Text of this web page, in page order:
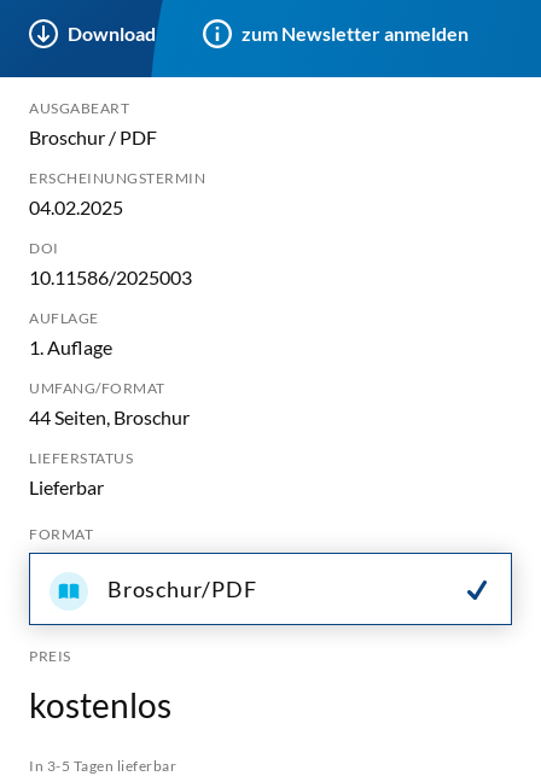
Download zum Newsletter anmelden
AUSGABEART
Broschur / PDF
ERSCHEINUNGSTERMIN
04.02.2025
DOI
10.11586/2025003
AUFLAGE
1. Auflage
UMFANG/FORMAT
44 Seiten, Broschur
LIEFERSTATUS
Lieferbar
FORMAT
Broschur/PDF
PREIS
kostenlos
In 3-5 Tagen lieferbar